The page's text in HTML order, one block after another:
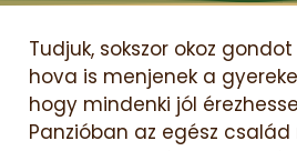
Tudjuk, sokszor okoz
hova is menjenek a
hogy mindenki jól
Panzióban az egész